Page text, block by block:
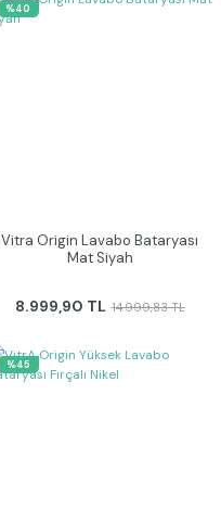
%40
Vitra Origin Lavabo Bataryası
Mat Siyah
8.999,90 TL 14.999,83 TL
%45